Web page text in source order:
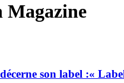
Magazine
son label :«